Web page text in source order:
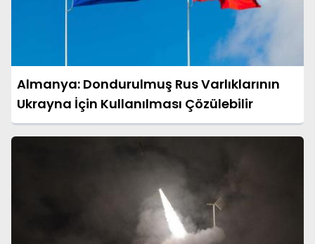
Almanya: Dondurulmuş Rus Varlıklarının
Ukrayna İçin Kullanılması Çözülebilir